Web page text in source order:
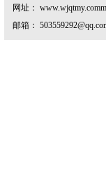
网址： www.wjqtmy.comm
邮箱：